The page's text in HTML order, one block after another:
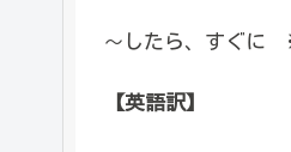
～ したら、すぐに
【英語訳】